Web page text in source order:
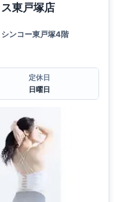
東戸塚店
ンコー東戸塚4階
定休日
日曜日